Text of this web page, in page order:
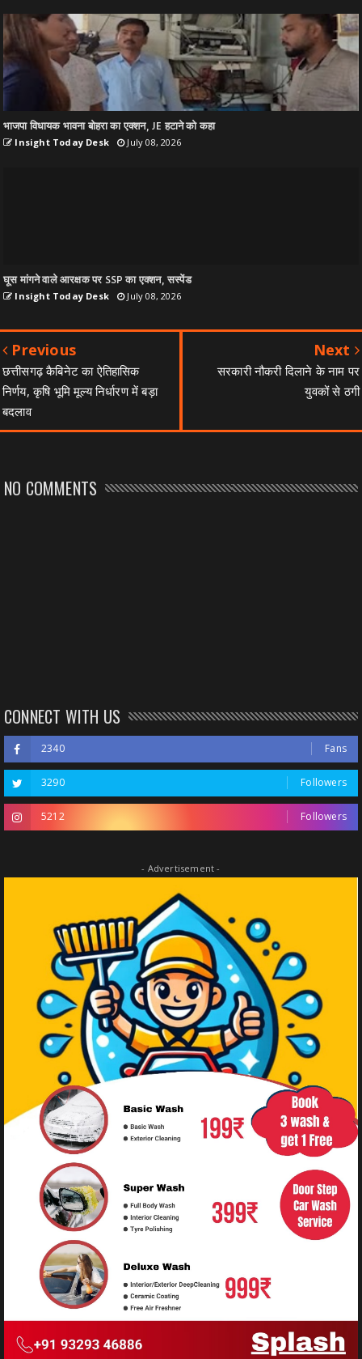
भाजपा विधायक भावना बोहरा का एक्शन, JE हटाने को कहा
Insight Today Desk July 08, 2026
घूस मांगने वाले आरक्षक पर SSP का एक्शन, सस्पेंड
Insight Today Desk July 08, 2026
Previous
छत्तीसगढ़ कैबिनेट का ऐतिहासिक
निर्णय, कृषि भूमि मूल्य निर्धारण में बड़ा
बदलाव
Next
सरकारी नौकरी दिलाने के नाम पर
युवकों से ठगी
NO COMMENTS
CONNECT WITH US
2340 Fans
3290 Followers
5212 Followers
- Advertisement -